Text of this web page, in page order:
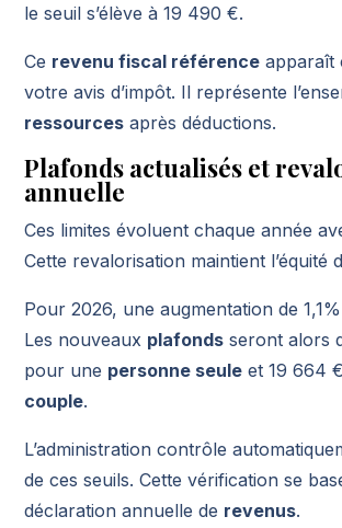
le seuil s’élève à 19 490 €.
Ce revenu fiscal référence apparaît
votre avis d’impôt. Il représente
ressources après déductions.
Plafonds actualisés et
annuelle
Ces limites évoluent chaque année
Cette revalorisation maintient l’équité
Pour 2026, une augmentation de
Les nouveaux plafonds seront alors
pour une personne seule et 19 664
couple.
L’administration contrôle
de ces seuils. Cette vérification se
déclaration annuelle de revenus.